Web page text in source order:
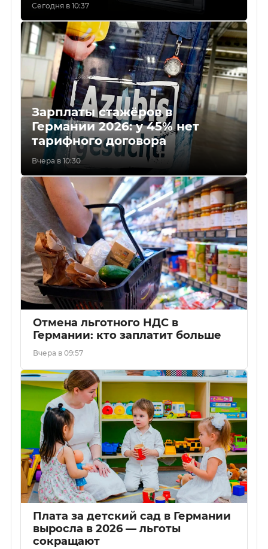
Сегодня в 10:37
Зарплаты стажёров в
Германии 2026: у 45% нет
тарифного договора
Вчера в 10:30
Отмена льготного НДС в
Германии: кто заплатит больше
Вчера в 09:57
Плата за детский сад в Германии
выросла в 2026 — льготы
сокращают